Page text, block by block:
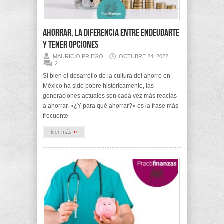
Ahorrar, la diferencia entre endeudarte
y tener opciones
MAURICIO PRIEGO
OCTUBRE 24, 2022
2
Si bien el desarrollo de la cultura del ahorro en
México ha sido pobre históricamente, las
generaciones actuales son cada vez más reacias
a ahorrar. «¿Y para qué ahorrar?» es la frase más
frecuente
leer más »